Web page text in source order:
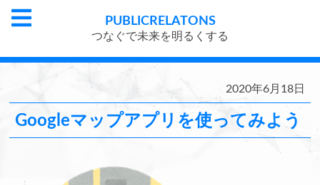
PUBLICRELATONS
つなぐで未来を明るくする
2020年6月18日
Googleマップアプリを使ってみよう